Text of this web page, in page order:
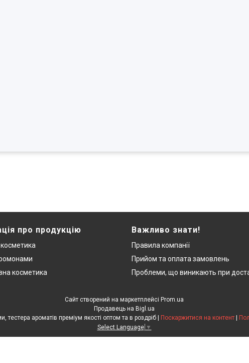
про продукцію
косметика
Важливо знати!
Правила компанії
Прийом та оплата замовлень
Проблеми, що виникають при
Сайт створений на маркетплейсі Prom.ua
Продавець на Bigl.ua
Поскаржитися на контент
Select Language ▼